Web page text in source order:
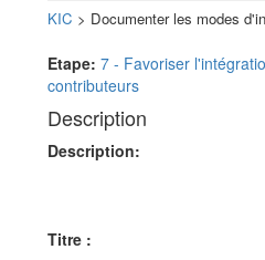
KIC > Documenter les modes
Etape: 7 - Favoriser
contributeurs
Description
Description:
Titre :